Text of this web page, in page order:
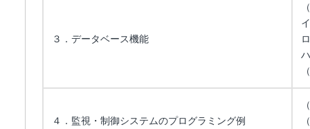
３．データベース機能
４．監視・制御システムのプログラミング例